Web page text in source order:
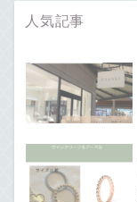
人気記事